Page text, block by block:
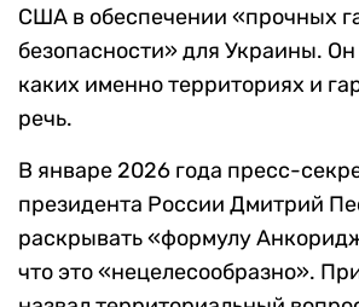
США в обеспечении «прочных
безопасности» для Украины. Он
каких именно территориях и
речь.
В январе 2026 года пресс-
президента России Дмитрий
раскрывать «формулу
что это «нецелесообразно».